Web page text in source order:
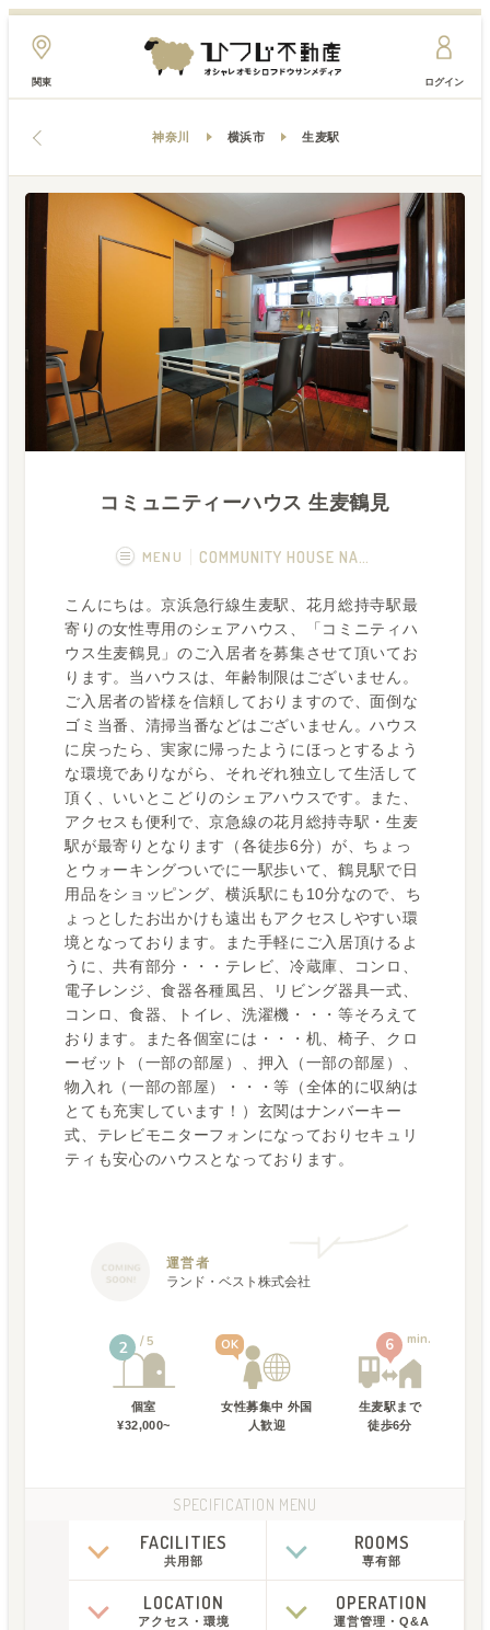
関東 ログイン
神奈川 横浜市 生麦駅
コミュニティーハウス 生麦鶴見
MENU
概要 画像一覧
空室状況 運営者
こんにちは。京浜急行線生麦駅、花月総持寺駅最
寄りの女性専用のシェアハウス、「コミニティハ
ウス生麦鶴見」のご入居者を募集させて頂いてお
ります。当ハウスは、年齢制限はございません。
ご入居者の皆様を信頼しておりますので、面倒な
ゴミ当番、清掃当番などはございません。ハウス
に戻ったら、実家に帰ったようにほっとするよう
な環境でありながら、それぞれ独立して生活して
頂く、いいとこどりのシェアハウスです。また、
アクセスも便利で、京急線の花月総持寺駅・生麦
駅が最寄りとなります（各徒歩6分）が、ちょっ
とウォーキングついでに一駅歩いて、鶴見駅で日
用品をショッピング、横浜駅にも10分なので、ち
ょっとしたお出かけも遠出もアクセスしやすい環
境となっております。また手軽にご入居頂けるよ
うに、共有部分・・・テレビ、冷蔵庫、コンロ、
電子レンジ、食器各種風呂、リビング器具一式、
コンロ、食器、トイレ、洗濯機・・・等そろえて
おります。また各個室には・・・机、椅子、クロ
ーゼット（一部の部屋）、押入（一部の部屋）、
物入れ（一部の部屋）・・・等（全体的に収納は
とても充実しています！）玄関はナンバーキー
式、テレビモニターフォンになっておりセキュリ
ティも安心のハウスとなっております。
2 5
個室
¥32,000~
OK
女性募集中 外国
人歓迎
6 min.
生麦駅まで
徒歩6分
運営者
ランド・ベスト株式会社
SPECIFICATION MENU
FACILITIES
共用部
ROOMS
専有部
LOCATION
アクセス ・環境
OPERATION
運営管理 ・Q&A